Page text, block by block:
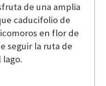
de una amplia
caducifolio de
en flor de
seguir la ruta de